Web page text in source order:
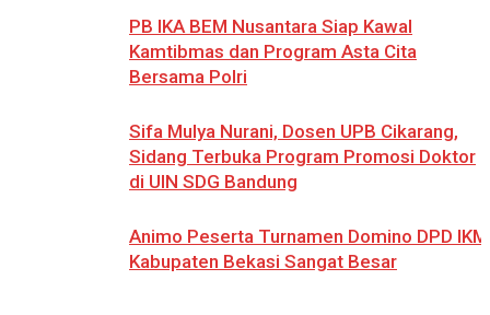
PB IKA BEM Nusantara Siap Kawal
Kamtibmas dan Program Asta Cita
Bersama Polri
Sifa Mulya Nurani, Dosen UPB Cikarang,
Sidang Terbuka Program Promosi Doktor
di UIN SDG Bandung
Animo Peserta Turnamen Domino DPD IKM
Kabupaten Bekasi Sangat Besar